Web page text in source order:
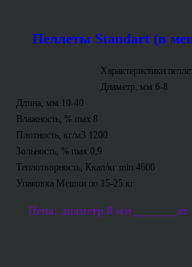
Пеллеты Standart (в
Характеристики
Диаметр, мм 6-8
Длина, мм 10-40
Влажность, % max 8
Плотность, кг/м3 1200
Зольность, % max 0,9
Теплотворность, Ккал/кг min 4600
Упаковка Мешки по 15-25 кг
Цена: диаметр 8 мм________от